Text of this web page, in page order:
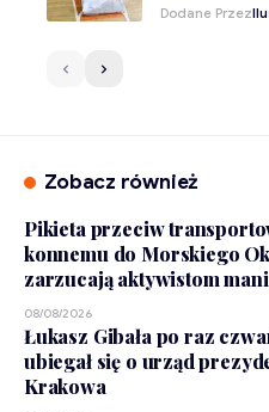
Dodane Przez
Zobacz również
Pikieta przeciw
konnemu do Morskiego
zarzucają aktywistom
08/08/2026
Łukasz Gibała po raz
ubiegał się o urząd
Krakowa